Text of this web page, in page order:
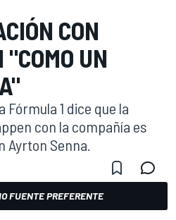
CON
UN
Fórmula 1 dice que la
con la compañía es
Ayrton Senna.
FUENTE PREFERENTE